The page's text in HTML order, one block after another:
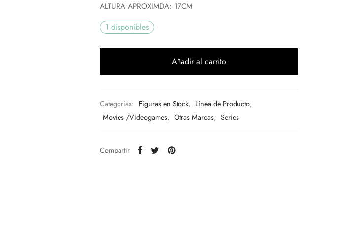
ALTURA APROXIMDA: 17CM
1 disponibles
Añadir al carrito
Categorías: Figuras en Stock, Línea de Producto,
Movies /Videogames, Otras Marcas, Series
Compartir